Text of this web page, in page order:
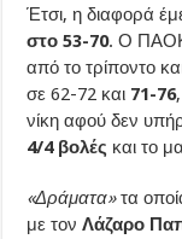
Έτσι, η διαφορά
στο 53-70. Ο
από το τρίποντο
σε 62-72 και 71-76
νίκη αφού δεν
4/4 βολές και το
«Δράματα»τα
με τονΛάζαρο